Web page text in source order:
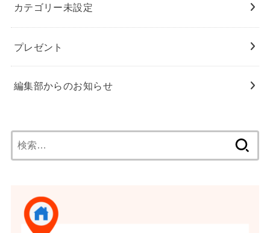
カテゴリー未設定
プレゼント
編集部からのお知らせ
索: